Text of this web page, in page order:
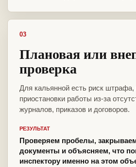
03
Плановая или
проверка
Для кальянной есть риск
приостановки работы из-за
журналов, приказов и договоров.
РЕЗУЛЬТАТ
Проверяем пробелы,
документы и объясняем, что
инспектору именно на этом